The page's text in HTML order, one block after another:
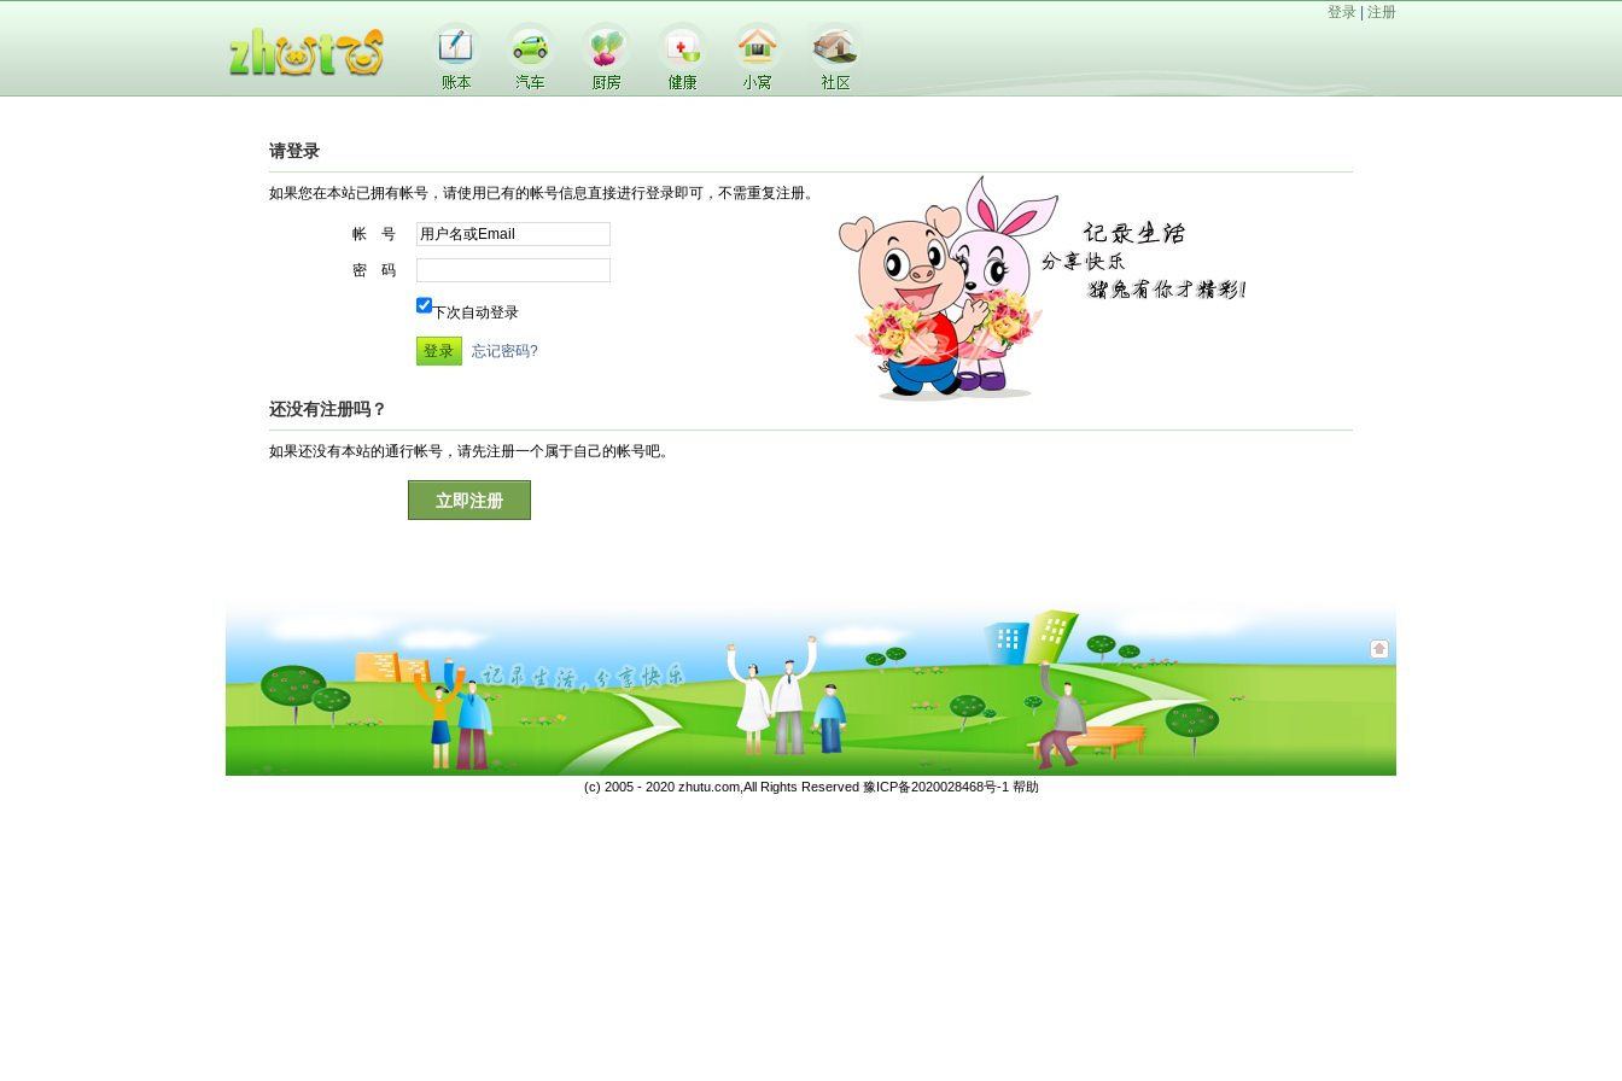
登录 注册
请登录
如果您在本站已拥有帐号，请使用已有的帐号信息直接进行登录即可，不需重复注册。
帐 号
密 码
下次自动登录
忘记密码?
还没有注册吗？
如果还没有本站的通行帐号，请先注册一个属于自己的帐号吧。
立即注册
(c) 2005 - 2020 zhutu.com,All Rights Reserved 豫ICP备2020028468号-1 帮助